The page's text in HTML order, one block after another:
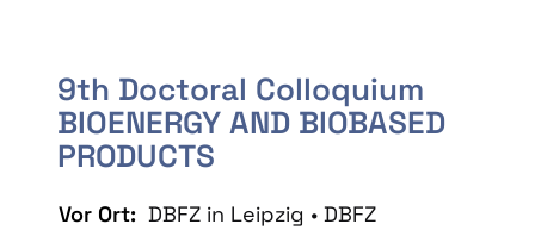
9th Doctoral Colloquium
BIOENERGY AND BIOBASED
PRODUCTS
Vor Ort: DBFZ in Leipzig • DBFZ